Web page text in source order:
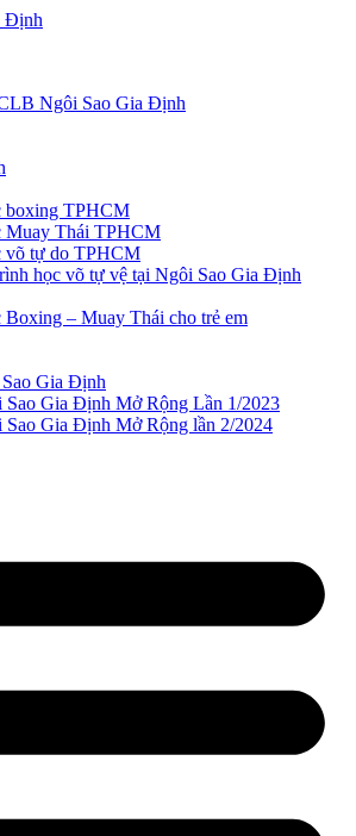
Ngôi Sao Gia Định
boxing TPHCM
Muay Thái TPHCM
võ tự do TPHCM
học võ tự vệ tại Ngôi Sao Gia Định
Boxing – Muay Thái cho trẻ em
Gia Định
Sao Gia Định Mở Rộng Lần 1/2023
Sao Gia Định Mở Rộng lần 2/2024